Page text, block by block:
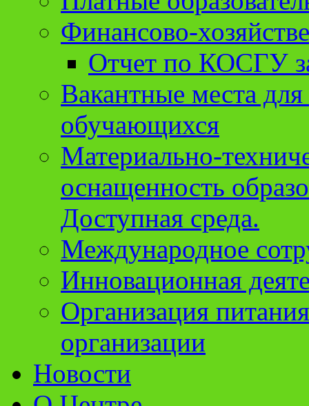
Финансово-
Отчет по КОСГУ
Вакантные места
обучающихся
Материально-
оснащенность
Доступная среда.
Международное
Инновационная
Организация
организации
Новости